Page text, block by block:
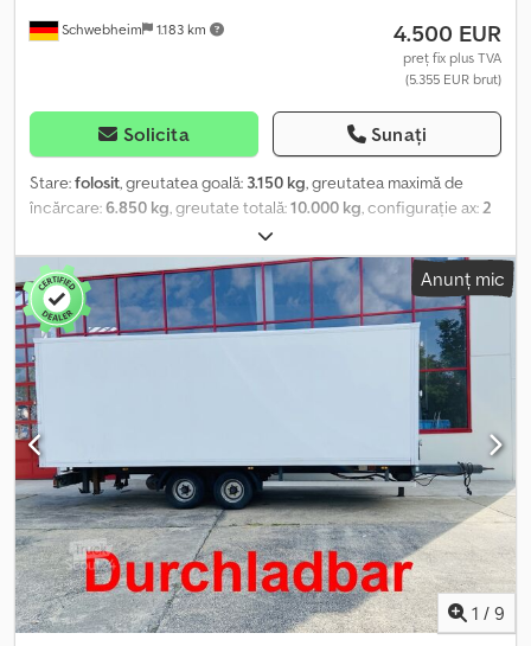
Schwebheim 1.183 km 4.500 EUR
preț fix plus TVA
(5.355 EUR brut)
Solicita Sunați
Stare:folosit, greutatea goală: 3.150 kg, greutatea maximă de
încărcare:6.850 kg, greutate totală:10.000 kg, configurație ax:2
03/2002, lungimea spațiului de încărcare:
7.320 mm, lățimea spațiului de încărcare:2.490 mm, volumul
spațiului de încărcare:42 m³, suspensie:aer, dimensiunea
anvelopei: 235/75R17,5 , ampatament:990 mm, culoare:altul, tip
de angrenaj:altul, dimensiunea anvelopei din față:235/75R17,5
dimensiunea anvelopei din spate:
, cabină șofer: altul
clasă de emisii:
ABS, frână cu aer comprimat
inele de ancorare, panouri laterale de 500 mm, -- Erori de tipar,
greșeli și modificări rezervate, imagini de exemplu --, Mai multe
date la: !, Mai multe detalii: ! Dodpfxozrqhas Alajck
Anunț mic
1 / 9